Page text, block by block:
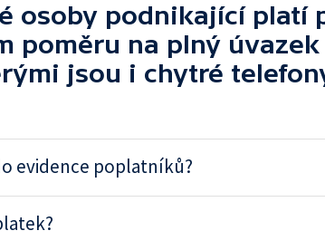
osoby podnikající platí
poměru na plný
jsou i chytré
evidence poplatníků?